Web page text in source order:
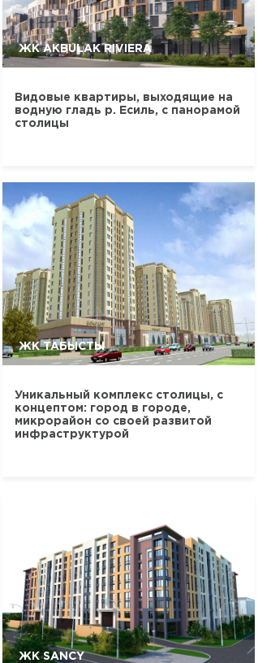
ЖК AKBULAK RIVIERA
Видовые квартиры, выходящие на
водную гладь р. Есиль, с панорамой
столицы
ЖК ТАБЫСТЫ
Уникальный комплекс столицы, с
концептом: город в городе,
микрорайон со своей развитой
инфраструктурой
ЖК SANCY